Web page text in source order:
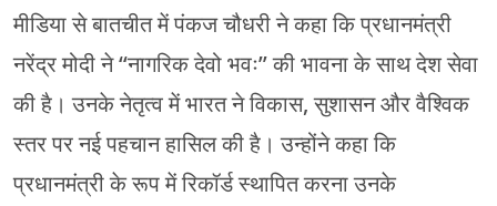
मीडिया से बातचीत में पंकज चौधरी ने कहा कि प्रधानमंत्री
नरेंद्र मोदी ने “नागरिक देवो भवः” की भावना के साथ देश सेवा
की है। उनके नेतृत्व में भारत ने विकास, सुशासन और वैश्विक
स्तर पर नई पहचान हासिल की है। उन्होंने कहा कि
प्रधानमंत्री के रूप में रिकॉर्ड स्थापित करना उनके